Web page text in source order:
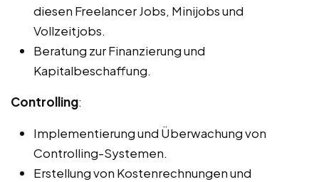
diesen Freelancer Jobs, Minijobs und
Vollzeitjobs.
Beratung zur Finanzierung und
Kapitalbeschaffung.
Controlling:
Implementierung und Überwachung von
Controlling-Systemen.
Erstellung von Kostenrechnungen und